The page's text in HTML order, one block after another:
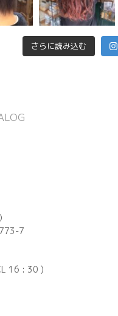
さらに読み込む
7
16 : 30 )